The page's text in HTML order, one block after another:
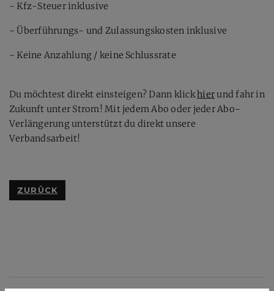
ZURÜCK
- Kfz-Steuer inklusive
- Überführungs- und Zulassungskosten inklusive
- Keine Anzahlung / keine Schlussrate
Du möchtest direkt einsteigen? Dann klickhierund fahr in
Zukunft unter Strom! Mit jedem Abo oder jeder Abo-
Verlängerung unterstützt du direkt unsere
Verbandsarbeit!